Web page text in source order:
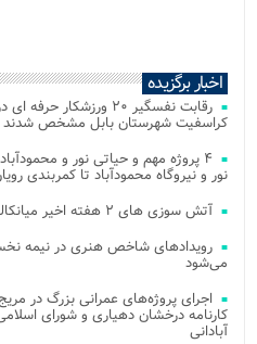
اخبار برگزیده
کراسفیت شهرستان بابل مشخص شدند
۴ پروژه مهم و حیاتی نور و
نور و نیروگاه محمودآباد تا کمربندی
آتش‌ سوزی‌ های ۲ هفته اخیر میانکاله عمدی بود
می‌شود
اجرای پروژه‌های عمرانی بزرگ در
کارنامه درخشان دهیاری و شورای
آبادانی